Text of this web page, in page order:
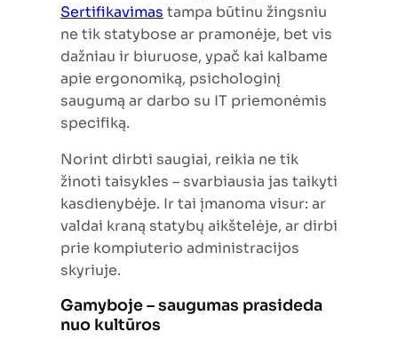
Sertifikavimas tampa būtinu žingsniu
ne tik statybose ar pramonėje, bet vis
dažniau ir biuruose, ypač kai kalbame
apie ergonomiką, psichologinį
saugumą ar darbo su IT priemonėmis
specifiką.
Norint dirbti saugiai, reikia ne tik
žinoti taisykles – svarbiausia jas taikyti
kasdienybėje. Ir tai įmanoma visur: ar
valdai kraną statybų aikštelėje, ar dirbi
prie kompiuterio administracijos
skyriuje.
Gamyboje – saugumas prasideda
nuo kultūros